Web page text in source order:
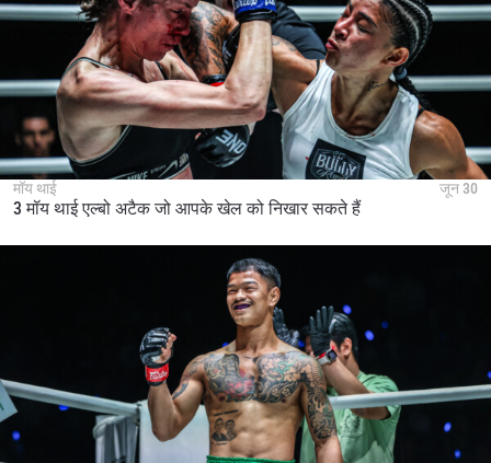
मॉय थाई जून 30
3 मॉय थाई एल्बो अटैक जो आपके खेल को निखार सकते हैं